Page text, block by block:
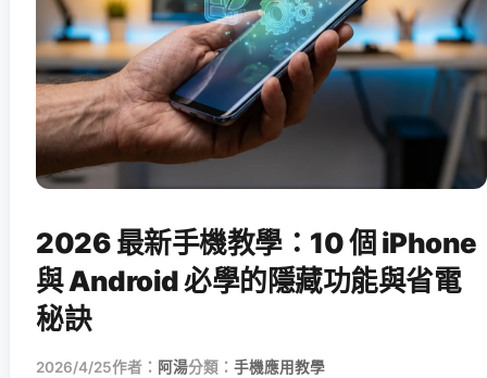
2026 最新手機教學：10 個 iPhone
與 Android 必學的隱藏功能與省電
秘訣
2026/4/25作者： 阿湯分類： 手機應用教學